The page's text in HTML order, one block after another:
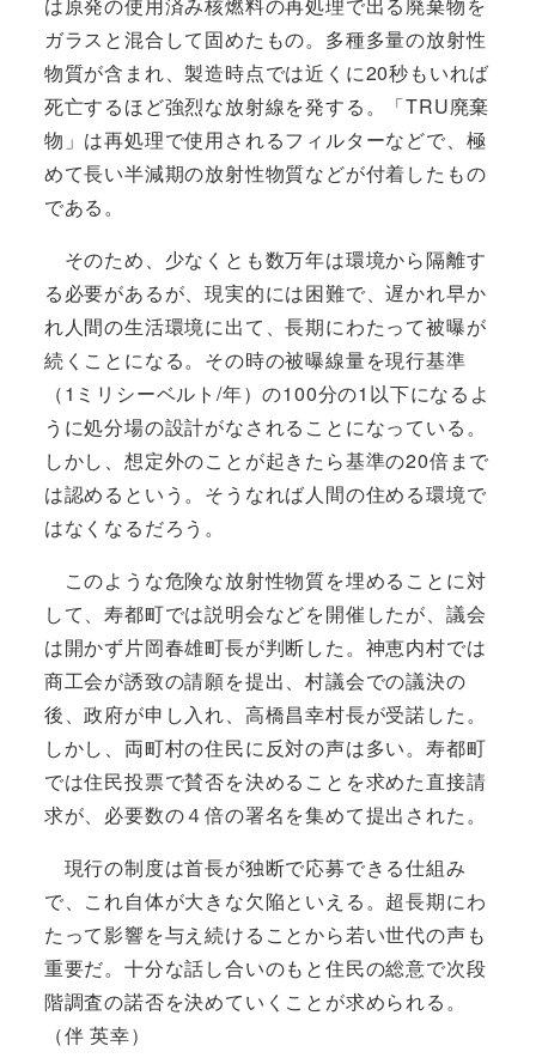
ガラスと混合して固めたもの。多種多量の放射性
物質が含まれ、製造時点では近くに20秒もいれば
死亡するほど強烈な放射線を発する。「TRU廃棄
物」は再処理で使用されるフィルターなどで、極
めて長い半減期の放射性物質などが付着したもの
である。
そのため、少なくとも数万年は環境から隔離す
る必要があるが、現実的には困難で、遅かれ早か
れ人間の生活環境に出て、長期にわたって被曝が
続くことになる。その時の被曝線量を現行基準
（1ミリシーベルト/年）の100分の1以下になるよ
うに処分場の設計がなされることになっている。
しかし、想定外のことが起きたら基準の20倍まで
は認めるという。そうなれば人間の住める環境で
はなくなるだろう。
このような危険な放射性物質を埋めることに対
して、寿都町では説明会などを開催したが、議会
は開かず片岡春雄町長が判断した。神恵内村では
商工会が誘致の請願を提出、村議会での議決の
後、政府が申し入れ、高橋昌幸村長が受諾した。
しかし、両町村の住民に反対の声は多い。寿都町
では住民投票で賛否を決めることを求めた直接請
求が、必要数の４倍の署名を集めて提出された。
現行の制度は首長が独断で応募できる仕組み
で、これ自体が大きな欠陥といえる。超長期にわ
たって影響を与え続けることから若い世代の声も
重要だ。十分な話し合いのもと住民の総意で次段
階調査の諾否を決めていくことが求められる。
（伴 英幸）